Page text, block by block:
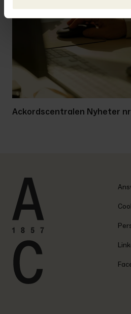
Ackordscentralen Nyheter